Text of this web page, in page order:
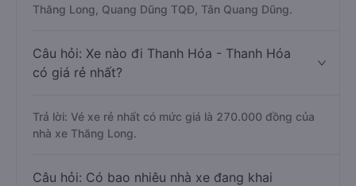
Thăng Long, Quang Dũng TQĐ, Tân Quang Dũng.
Câu hỏi: Xe nào đi Thanh Hóa - Thanh Hóa
có giá rẻ nhất?
Trả lời: Vé xe rẻ nhất có mức giá là 270.000 đồng của
nhà xe Thăng Long.
Câu hỏi: Có bao nhiêu nhà xe đang khai